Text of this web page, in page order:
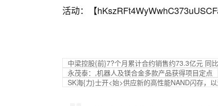
活动：【
中梁控股{前}7?个月累计合约销售约73.3亿元 同
永茂泰：,机器人及镁合金多款产品获得项目定点
SK海{力}士开<始>供应新的高性能NAND闪存，